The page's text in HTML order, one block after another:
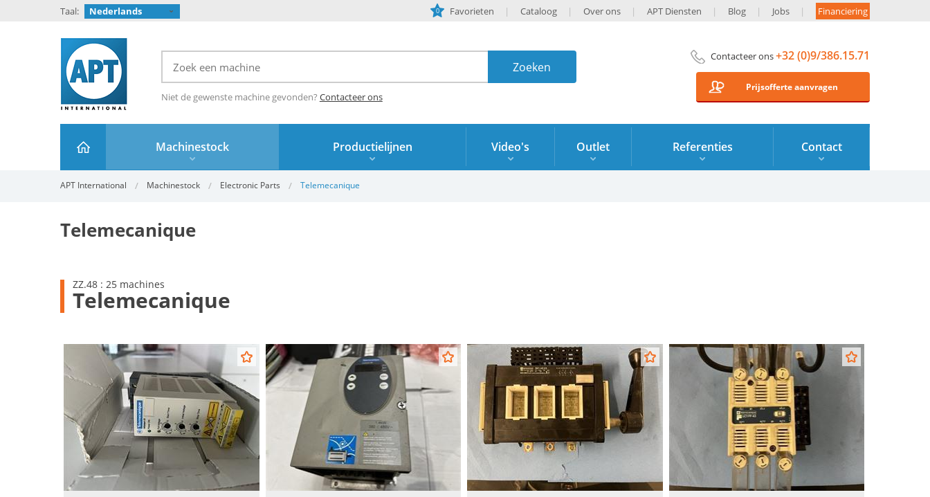
Taal: Nederlands 0 Favorieten Cataloog Over ons APT Diensten Blog Jobs Financiering
Niet de gewenste machine gevonden? Contacteer ons
Contacteer ons+32 (0)9/386.15.71
Prijsofferte aanvragen
Machinestock Productielijnen Video's Outlet Referenties Contact
APT International Machinestock Electronic Parts Telemecanique
Telemecanique
ZZ.48 : 25 machines
Telemecanique